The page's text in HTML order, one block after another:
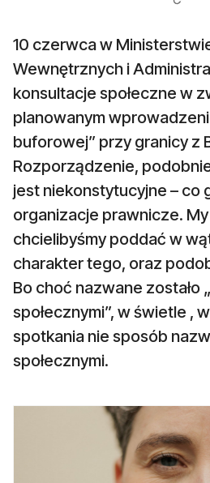
10 czerwca w
Wewnętrznych i
konsultacje społeczne w
planowanym
buforowej” przy granicy z
Rozporządzenie,
jest niekonstytucyjne – co
organizacje prawnicze.
chcielibyśmy poddać w
charakter tego, oraz
Bo choć nazwane zostało
społecznymi”, w świetle ,
spotkania nie sposób
społecznymi.